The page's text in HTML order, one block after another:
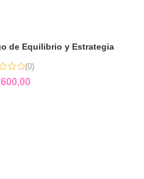
de Equilibrio y Estrategia
(0)